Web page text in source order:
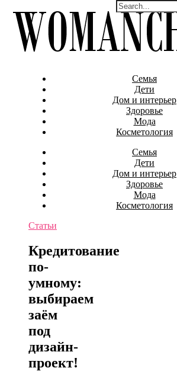
Семья
Дети
Дом и интерьер
Здоровье
Мода
Косметология
Семья
Дети
Дом и интерьер
Здоровье
Мода
Косметология
Статьи
Кредитование
по-
умному:
выбираем
заём
под
дизайн-
проект!